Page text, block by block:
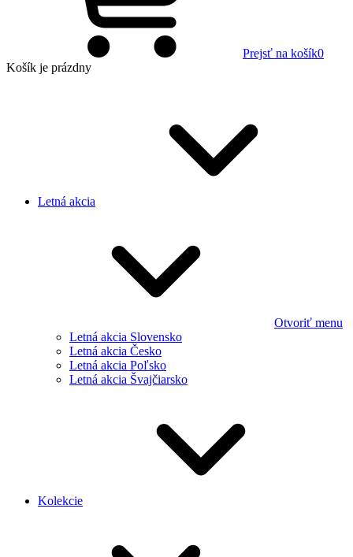
Prejsť na košík0
Košík je prázdny
Letná akcia
Otvoriť menu
Letná akcia Slovensko
Letná akcia Česko
Letná akcia Poľsko
Letná akcia Švajčiarsko
Kolekcie